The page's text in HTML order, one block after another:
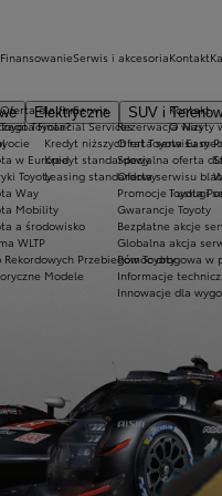
Elektryczne SUV i
Toyota?
w Europie
Toyoty
Way
Mobility
a środowisko
WLTP
Rekordowych Przebiegów Toyoty
Modele
Finansowanie
Oferta dla firm
Toyota Financial Services
Kredyt niższych rat Toyota Easy
Kredyt standardowy
Leasing standardowy
Serwis i akcesoria
Serwis
Rezerwacja wizyty
Oferta serwisu
Specjalna oferta
Oferta serwisu
Promocje i usługi
Gwarancje Toyoty
Bezpłatne akcje
Globalna akcja
Pomoc drogowa w
Informacje
Innowacje dla
Kontakt
Kontakt
O Nas
Toyota